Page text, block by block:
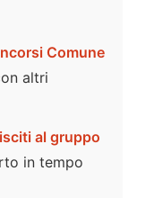
Comune
altri
al gruppo
in tempo